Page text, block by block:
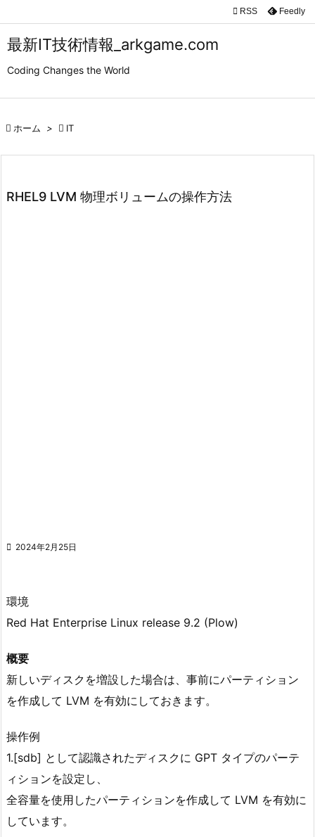
最新IT技術情報_arkgame.com
Coding Changes the World


 RSS Feedly
 ホーム >  IT
RHEL9 LVM 物理ボリュームの操作方法
 2024年2月25日
環境
Red Hat Enterprise Linux release 9.2 (Plow)
概要
新しいディスクを増設した場合は、事前にパーティション
を作成して LVM を有効にしておきます。
操作例
1.[sdb] として認識されたディスクに GPT タイプのパーテ
ィションを設定し、
全容量を使用したパーティションを作成して LVM を有効に
しています。